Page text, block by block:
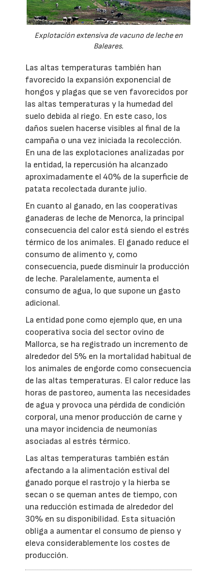
Explotación extensiva de vacuno de leche en
Baleares.
Las altas temperaturas también han
favorecido la expansión exponencial de
hongos y plagas que se ven favorecidos por
las altas temperaturas y la humedad del
suelo debida al riego. En este caso, los
daños suelen hacerse visibles al final de la
campaña o una vez iniciada la recolección.
En una de las explotaciones analizadas por
la entidad, la repercusión ha alcanzado
aproximadamente el 40% de la superficie de
patata recolectada durante julio.
En cuanto al ganado, en las cooperativas
ganaderas de leche de Menorca, la principal
consecuencia del calor está siendo el estrés
térmico de los animales. El ganado reduce el
consumo de alimento y, como
consecuencia, puede disminuir la producción
de leche. Paralelamente, aumenta el
consumo de agua, lo que supone un gasto
adicional.
La entidad pone como ejemplo que, en una
cooperativa socia del sector ovino de
Mallorca, se ha registrado un incremento de
alrededor del 5% en la mortalidad habitual de
los animales de engorde como consecuencia
de las altas temperaturas. El calor reduce las
horas de pastoreo, aumenta las necesidades
de agua y provoca una pérdida de condición
corporal, una menor producción de carne y
una mayor incidencia de neumonías
asociadas al estrés térmico.
Las altas temperaturas también están
afectando a la alimentación estival del
ganado porque el rastrojo y la hierba se
secan o se queman antes de tiempo, con
una reducción estimada de alrededor del
30% en su disponibilidad. Esta situación
obliga a aumentar el consumo de pienso y
eleva considerablemente los costes de
producción.